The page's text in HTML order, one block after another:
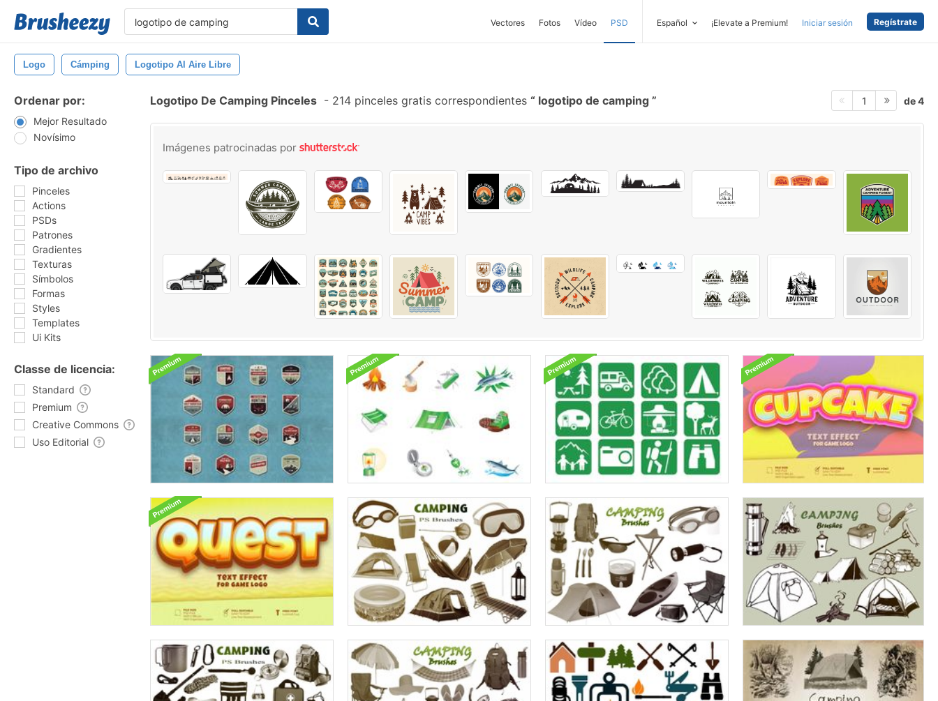
Vectores Fotos Vídeo PSD Español ¡Elevate a Premium! Iniciar sesión Regístrate
Logo Cámping Logotipo Al Aire Libre
Ordenar por:
Mejor Resultado
Novísimo
Tipo de archivo
Pinceles
Actions
PSDs
Patrones
Gradientes
Texturas
Símbolos
Formas
Styles
Templates
Ui Kits
Classe de licencia:
Standard
Premium
Creative Commons
Uso Editorial
Logotipo De Camping Pinceles - 214 pinceles gratis correspondientes logotipo de camping 1 de 4
Imágenes patrocinadas por